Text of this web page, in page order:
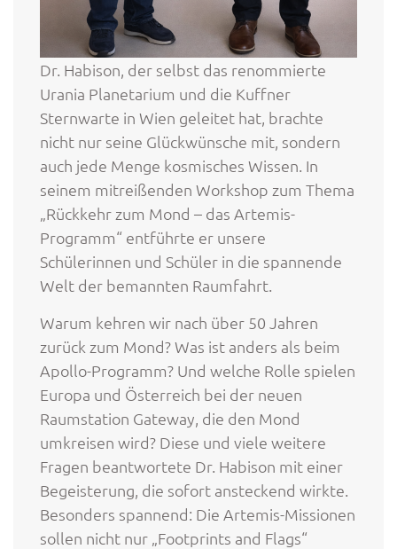
Dr. Habison, der selbst das renommierte
Urania Planetarium und die Kuffner
Sternwarte in Wien geleitet hat, brachte
nicht nur seine Glückwünsche mit, sondern
auch jede Menge kosmisches Wissen. In
seinem mitreißenden Workshop zum Thema
„Rückkehr zum Mond – das Artemis-
Programm“ entführte er unsere
Schülerinnen und Schüler in die spannende
Welt der bemannten Raumfahrt.
Warum kehren wir nach über 50 Jahren
zurück zum Mond? Was ist anders als beim
Apollo-Programm? Und welche Rolle spielen
Europa und Österreich bei der neuen
Raumstation Gateway, die den Mond
umkreisen wird? Diese und viele weitere
Fragen beantwortete Dr. Habison mit einer
Begeisterung, die sofort ansteckend wirkte.
Besonders spannend: Die Artemis-Missionen
sollen nicht nur „Footprints and Flags“